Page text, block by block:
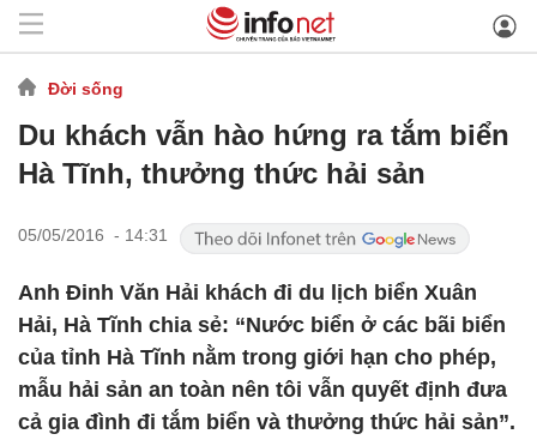
Đời sống
Du khách vẫn hào hứng ra tắm biển
Hà Tĩnh, thưởng thức hải sản
05/05/2016 - 14:31
Anh Đinh Văn Hải khách đi du lịch biển Xuân
Hải, Hà Tĩnh chia sẻ: “Nước biển ở các bãi biển
của tỉnh Hà Tĩnh nằm trong giới hạn cho phép,
mẫu hải sản an toàn nên tôi vẫn quyết định đưa
cả gia đình đi tắm biển và thưởng thức hải sản”.